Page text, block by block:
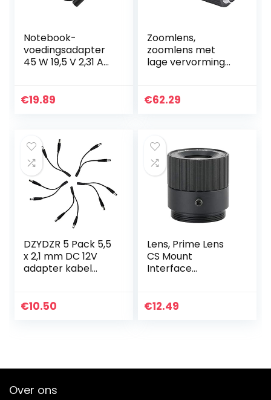
Notebook-
voedingsadapter
45 W 19,5 V 2,31 A
elektronische
€19.89
Zoomlens,
zoomlens met
lage vervorming
Definition 5Mp
€62.29
DZYDZR 5 Pack 5,5
x 2,1 mm DC 12V
adapter kabel
CCTV camera Y-
€10.50
Lens, Prime Lens
CS Mount
Interface
beeldkwaliteit
€12.49
Over ons